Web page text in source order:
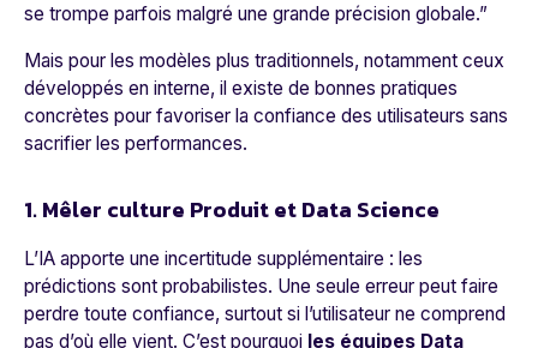
se trompe parfois malgré une grande précision globale.”
Mais pour les modèles plus traditionnels, notamment ceux
développés en interne, il existe de bonnes pratiques
concrètes pour favoriser la confiance des utilisateurs sans
sacrifier les performances.
1. Mêler culture Produit et Data Science
L’IA apporte une incertitude supplémentaire : les
prédictions sont probabilistes. Une seule erreur peut faire
perdre toute confiance, surtout si l’utilisateur ne comprend
pas d’où elle vient. C’est pourquoi les équipes Data